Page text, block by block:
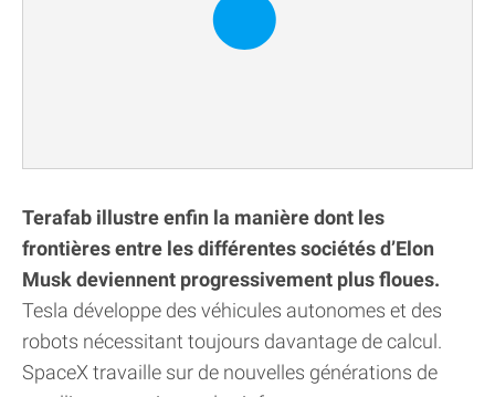
Terafab illustre enfin la manière dont les
frontières entre les différentes sociétés d’Elon
Musk deviennent progressivement plus floues.
Tesla développe des véhicules autonomes et des
robots nécessitant toujours davantage de calcul.
SpaceX travaille sur de nouvelles générations de